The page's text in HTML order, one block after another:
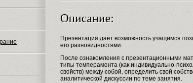
Описание:
Презентация дает возможность учащимся
его разновидностями.
После ознакомления с презентационными
типы темперамента (как индивидуально-
свойств) между собой, определить свой
аналитической дискуссии по теме занятия.